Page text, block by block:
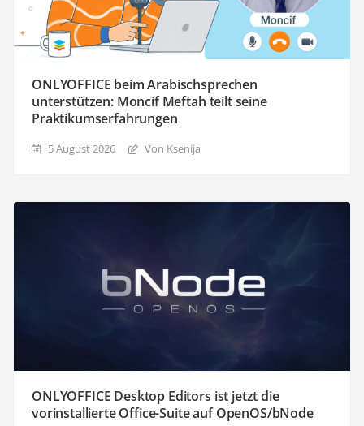
ONLYOFFICE beim Arabischsprechen
unterstützen: Moncif Meftah teilt seine
Praktikumserfahrungen
5 August 2026 Von Ksenija
ONLYOFFICE Desktop Editors ist jetzt die
vorinstallierte Office-Suite auf OpenOS/bNode